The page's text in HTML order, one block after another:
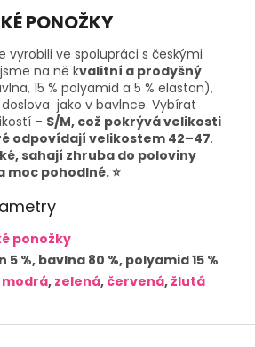
PONOŽKY
vyrobili ve spolupráci s českými
na ně kvalitní a prodyšný
15 % polyamid a 5 % elastan),
jako v bavlnce. Vybírat
– S/M, což pokrývá velikosti
odpovídají velikostem 42–47.
sahají zhruba do poloviny
moc pohodlné. ⭐
ponožky
5 %, bavlna 80 %, polyamid 15 %
modrá, zelená, červená, žlutá